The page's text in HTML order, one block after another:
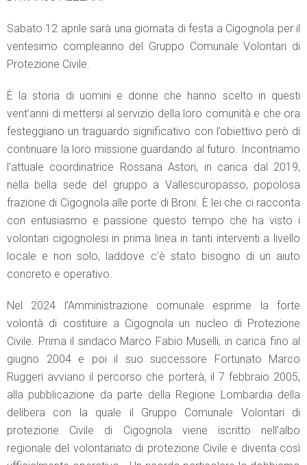
Sabato 12 aprile sarà una giornata di festa a Cigognola per il
ventesimo compleanno del Gruppo Comunale Volontari di
Protezione Civile.
È la storia di uomini e donne che hanno scelto in questi
vent’anni di mettersi al servizio della loro comunità e che ora
festeggiano un traguardo significativo con l’obiettivo però di
continuare la loro missione guardando al futuro. Incontriamo
l’attuale coordinatrice Rossana Astori, in carica dal 2019,
nella bella sede del gruppo a Vallescuropasso, popolosa
frazione di Cigognola alle porte di Broni. È lei che ci racconta
con entusiasmo e passione questo tempo che ha visto i
volontari cigognolesi in prima linea in tanti interventi a livello
locale e non solo, laddove c’è stato bisogno di un aiuto
concreto e operativo.
Nel 2024 l’Amministrazione comunale esprime la forte
volontà di costituire a Cigognola un nucleo di Protezione
Civile. Prima il sindaco Marco Fabio Muselli, in carica fino al
giugno 2004 e poi il suo successore Fortunato Marco
Ruggeri avviano il percorso che porterà, il 7 febbraio 2005,
alla pubblicazione da parte della Regione Lombardia della
delibera con la quale il Gruppo Comunale Volontari di
protezione Civile di Cigognola viene iscritto nell’albo
regionale del volontariato di protezione Civile e diventa così